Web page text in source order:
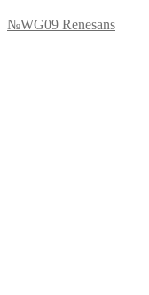
№WG09 Renesans